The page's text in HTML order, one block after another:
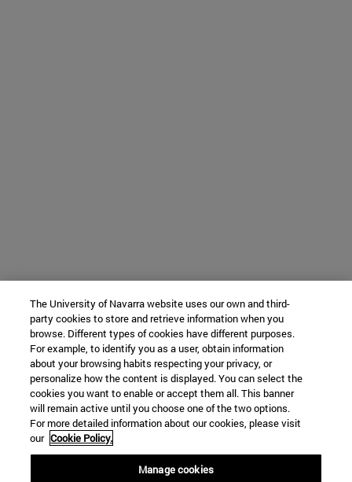
The University of Navarra website uses our own and third-
party cookies to store and retrieve information when you
browse. Different types of cookies have different purposes.
For example, to identify you as a user, obtain information
about your browsing habits respecting your privacy, or
personalize how the content is displayed. You can select the
cookies you want to enable or accept them all. This banner
will remain active until you choose one of the two options.
For more detailed information about our cookies, please visit
our Cookie Policy.
Manage cookies